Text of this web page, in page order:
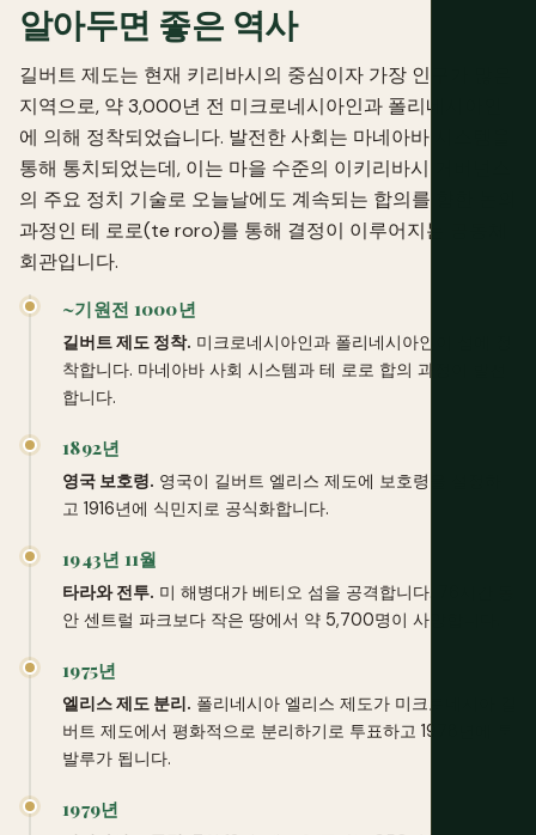
알아두면 좋은 역사
길버트 제도는 현재 키리바시의 중심이자 가장 인구가 많은
지역으로, 약 3,000년 전 미크로네시아인과 폴리네시아인
에 의해 정착되었습니다. 발전한 사회는 마네아바 시스템을
통해 통치되었는데, 이는 마을 수준의 이키리바시 거버넌스
의 주요 정치 기술로 오늘날에도 계속되는 합의를 향한 논의
과정인 테 로로(te roro)를 통해 결정이 이루어지는 공동체
회관입니다.
~기원전 1000년
길버트 제도 정착. 미크로네시아인과 폴리네시아인이 섬에 정
착합니다. 마네아바 사회 시스템과 테 로로 합의 과정이 발전
합니다.
1892년
영국 보호령. 영국이 길버트 엘리스 제도에 보호령을 설정하
고 1916년에 식민지로 공식화합니다.
1943년 11월
타라와 전투. 미 해병대가 베티오 섬을 공격합니다. 76시간 동
안 센트럴 파크보다 작은 땅에서 약 5,700명이 사망합니다.
1975년
엘리스 제도 분리. 폴리네시아 엘리스 제도가 미크로네시아 길
버트 제도에서 평화적으로 분리하기로 투표하고 1978년에 투
발루가 됩니다.
1979년